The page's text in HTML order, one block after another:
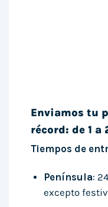
Enviamos tu
récord: de 1
Tiempos de
Península:
excepto